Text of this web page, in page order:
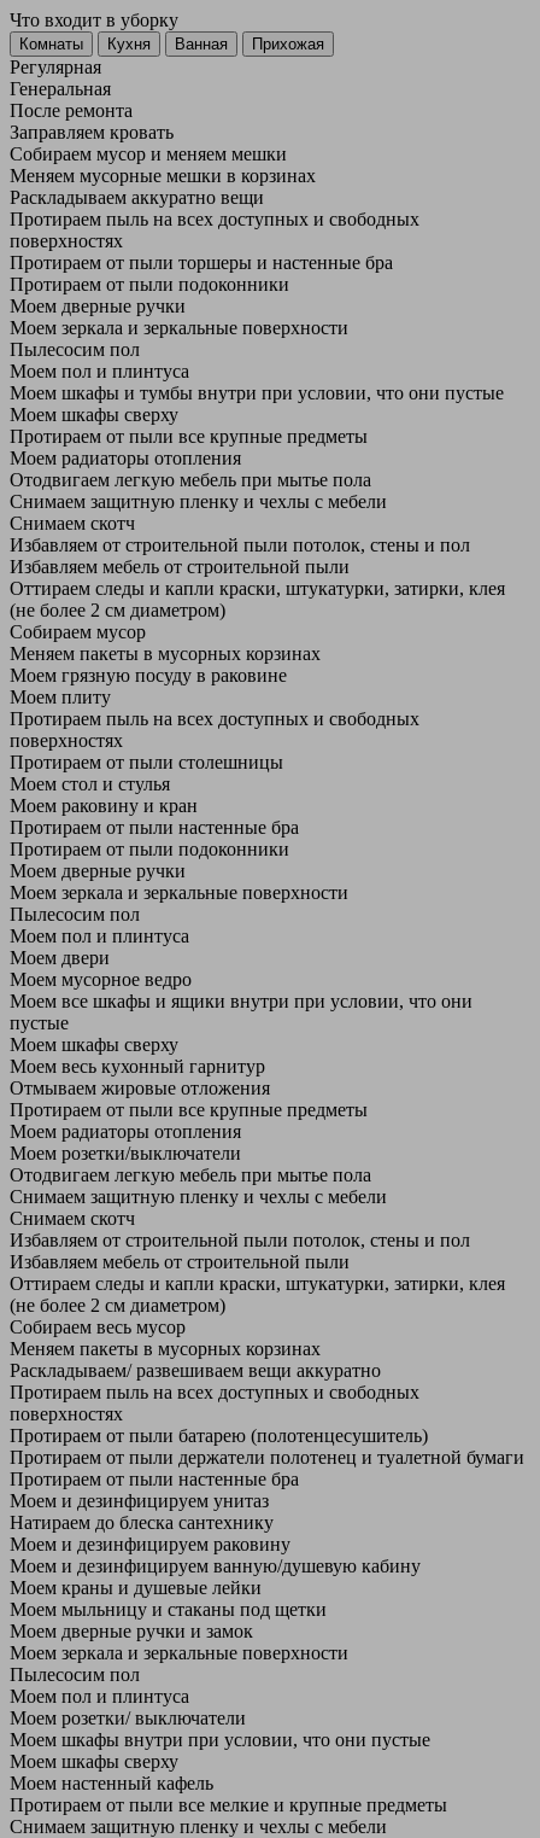
Что входит в уборку
Регу­лярная
Гене­ральная
После ремонта
Заправляем кровать
Собираем мусор и меняем мешки
Меняем мусорные мешки в корзинах
Раскладываем аккуратно вещи
Протираем пыль на всех доступных и свободных
поверхностях
Протираем от пыли торшеры и настенные бра
Протираем от пыли подоконники
Моем дверные ручки
Моем зеркала и зеркальные поверхности
Пылесосим пол
Моем пол и плинтуса
Моем шкафы и тумбы внутри при условии, что они пустые
Моем шкафы сверху
Протираем от пыли все крупные предметы
Моем радиаторы отопления
Отодвигаем легкую мебель при мытье пола
Снимаем защитную пленку и чехлы с мебели
Снимаем скотч
Избавляем от строительной пыли потолок, стены и пол
Избавляем мебель от строительной пыли
Оттираем следы и капли краски, штукатурки, затирки, клея
(не более 2 см диаметром)
Собираем мусор
Меняем пакеты в мусорных корзинах
Моем грязную посуду в раковине
Моем плиту
Протираем пыль на всех доступных и свободных
поверхностях
Протираем от пыли столешницы
Моем стол и стулья
Моем раковину и кран
Протираем от пыли настенные бра
Протираем от пыли подоконники
Моем дверные ручки
Моем зеркала и зеркальные поверхности
Пылесосим пол
Моем пол и плинтуса
Моем двери
Моем мусорное ведро
Моем все шкафы и ящики внутри при условии, что они
пустые
Моем шкафы сверху
Моем весь кухонный гарнитур
Отмываем жировые отложения
Протираем от пыли все крупные предметы
Моем радиаторы отопления
Моем розетки/выключатели
Отодвигаем легкую мебель при мытье пола
Снимаем защитную пленку и чехлы с мебели
Снимаем скотч
Избавляем от строительной пыли потолок, стены и пол
Избавляем мебель от строительной пыли
Оттираем следы и капли краски, штукатурки, затирки, клея
(не более 2 см диаметром)
Собираем весь мусор
Меняем пакеты в мусорных корзинах
Раскладываем/ развешиваем вещи аккуратно
Протираем пыль на всех доступных и свободных
поверхностях
Протираем от пыли батарею (полотенцесушитель)
Протираем от пыли держатели полотенец и туалетной бумаги
Протираем от пыли настенные бра
Моем и дезинфицируем унитаз
Натираем до блеска сантехнику
Моем и дезинфицируем раковину
Моем и дезинфицируем ванную/душевую кабину
Моем краны и душевые лейки
Моем мыльницу и стаканы под щетки
Моем дверные ручки и замок
Моем зеркала и зеркальные поверхности
Пылесосим пол
Моем пол и плинтуса
Моем розетки/ выключатели
Моем шкафы внутри при условии, что они пустые
Моем шкафы сверху
Моем настенный кафель
Протираем от пыли все мелкие и крупные предметы
Снимаем защитную пленку и чехлы с мебели